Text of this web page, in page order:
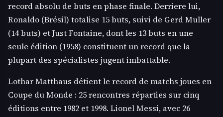
record absolu de buts en phase finale. Derriere lui,
Ronaldo (Brésil) totalise 15 buts, suivi de Gerd Muller
(14 buts) et Just Fontaine, dont les 13 buts en une
seule édition (1958) constituent un record que la
plupart des spécialistes jugent imbattable.
Lothar Matthaus détient le record de matchs joues en
Coupe du Monde : 25 rencontres réparties sur cinq
éditions entre 1982 et 1998. Lionel Messi, avec 26